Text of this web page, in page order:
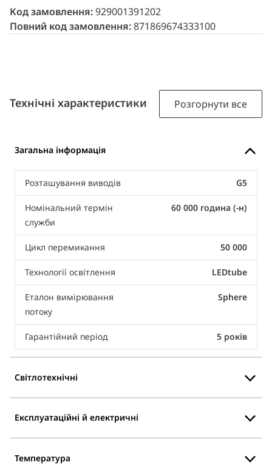
Код замовлення:929001391202
Повний код замовлення:871869674333100
Технічні характеристики Розгорнути все
Загальна інформація
Розташування виводів G5
Номінальний термін
служби
60 000 година (-н)
Цикл перемикання 50 000
Технології освітлення LEDtube
Еталон вимірювання
потоку
Sphere
Гарантійний період 5 років
Світлотехнічні
Експлуатаційні й електричні
Температура